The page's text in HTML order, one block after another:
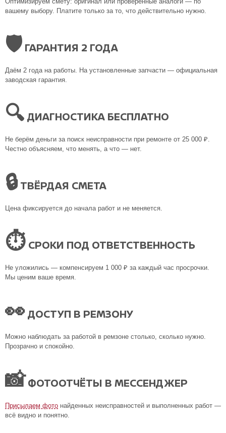
вашему выбору. Платите только за то, что действительно нужно.
🛡 ГАРАНТИЯ 2 ГОДА
Даём 2 года на работы. На установленные запчасти — официальная
заводская гарантия.
🔍 ДИАГНОСТИКА БЕСПЛАТНО
Не берём деньги за поиск неисправности при ремонте от 25 000 ₽.
Честно объясняем, что менять, а что — нет.
🔒ТВЁРДАЯ СМЕТА
Цена фиксируется до начала работ и не меняется.
⏱ СРОКИ ПОД ОТВЕТСТВЕННОСТЬ
Не уложились — компенсируем 1 000 ₽ за каждый час просрочки.
Мы ценим ваше время.
👀ДОСТУП В РЕМЗОНУ
Можно наблюдать за работой в ремзоне столько, сколько нужно.
Прозрачно и спокойно.
📸 ФОТООТЧЁТЫ В МЕССЕНДЖЕР
Присылаем фото найденных неисправностей и выполненных работ —
всё видно и понятно.